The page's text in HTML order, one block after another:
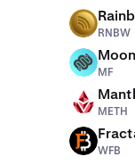
RNBW
RNBW
MF
MF
METH
METH
WFB
WFB